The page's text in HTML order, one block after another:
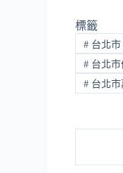
標籤
# 台北
# 台北
# 台北